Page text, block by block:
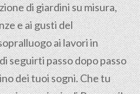
di giardini su misura,
e ai gusti del
ai lavori in
seguirti passo dopo passo
dei tuoi sogni. Che tu